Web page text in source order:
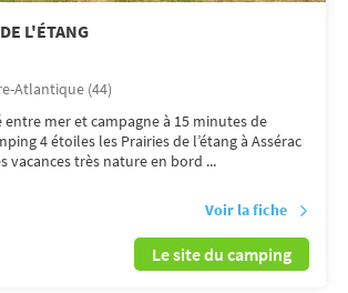
L'ÉTANG
Atlantique (44)
mer et campagne à 15 minutes de
4 étoiles les Prairies de l’étang à Assérac
vacances très nature en bord ...
Voir la fiche
Le site du camping